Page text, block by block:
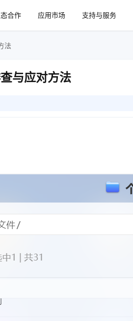
合作 应用市场 支持与服务
法
与应对方法